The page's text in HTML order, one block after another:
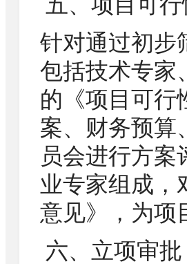
针对通过初步
包括技术专家
的《项目可行
案、财务预算
员会进行方
业专家组成，
意见》，为项
六、立项审批